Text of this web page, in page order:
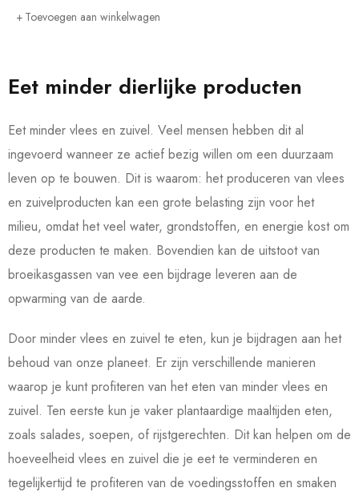
Toevoegen aan winkelwagen
Eet minder dierlijke producten
Eet minder vlees en zuivel. Veel mensen hebben dit al
ingevoerd wanneer ze actief bezig willen om een duurzaam
leven op te bouwen. Dit is waarom: het produceren van vlees
en zuivelproducten kan een grote belasting zijn voor het
milieu, omdat het veel water, grondstoffen, en energie kost om
deze producten te maken. Bovendien kan de uitstoot van
broeikasgassen van vee een bijdrage leveren aan de
opwarming van de aarde.
Door minder vlees en zuivel te eten, kun je bijdragen aan het
behoud van onze planeet. Er zijn verschillende manieren
waarop je kunt profiteren van het eten van minder vlees en
zuivel. Ten eerste kun je vaker plantaardige maaltijden eten,
zoals salades, soepen, of rijstgerechten. Dit kan helpen om de
hoeveelheid vlees en zuivel die je eet te verminderen en
tegelijkertijd te profiteren van de voedingsstoffen en smaken